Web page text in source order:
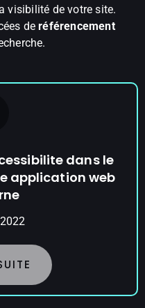
visibilité de votre site.
deréférencement
dans le
application web